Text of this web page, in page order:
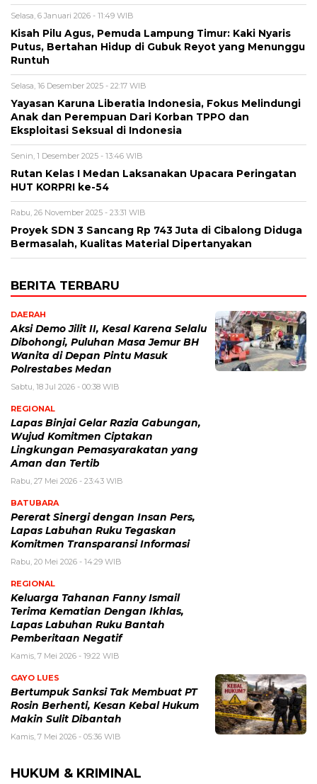
Selasa, 6 Januari 2026 - 11:49 WIB
Kisah Pilu Agus, Pemuda Lampung Timur: Kaki Nyaris
Putus, Bertahan Hidup di Gubuk Reyot yang Menunggu
Runtuh
Selasa, 16 Desember 2025 - 22:17 WIB
Yayasan Karuna Liberatia Indonesia, Fokus Melindungi
Anak dan Perempuan Dari Korban TPPO dan
Eksploitasi Seksual di Indonesia
Senin, 1 Desember 2025 - 13:46 WIB
Rutan Kelas I Medan Laksanakan Upacara Peringatan
HUT KORPRI ke-54
Rabu, 26 November 2025 - 23:31 WIB
Proyek SDN 3 Sancang Rp 743 Juta di Cibalong Diduga
Bermasalah, Kualitas Material Dipertanyakan
BERITA TERBARU
DAERAH
Aksi Demo Jilit II, Kesal Karena Selalu
Dibohongi, Puluhan Masa Jemur BH
Wanita di Depan Pintu Masuk
Polrestabes Medan
Sabtu, 18 Jul 2026 - 00:38 WIB
REGIONAL
Lapas Binjai Gelar Razia Gabungan,
Wujud Komitmen Ciptakan
Lingkungan Pemasyarakatan yang
Aman dan Tertib
Rabu, 27 Mei 2026 - 23:43 WIB
BATUBARA
Pererat Sinergi dengan Insan Pers,
Lapas Labuhan Ruku Tegaskan
Komitmen Transparansi Informasi
Rabu, 20 Mei 2026 - 14:29 WIB
REGIONAL
Keluarga Tahanan Fanny Ismail
Terima Kematian Dengan Ikhlas,
Lapas Labuhan Ruku Bantah
Pemberitaan Negatif
Kamis, 7 Mei 2026 - 19:22 WIB
GAYO LUES
Bertumpuk Sanksi Tak Membuat PT
Rosin Berhenti, Kesan Kebal Hukum
Makin Sulit Dibantah
Kamis, 7 Mei 2026 - 05:36 WIB
HUKUM & KRIMINAL